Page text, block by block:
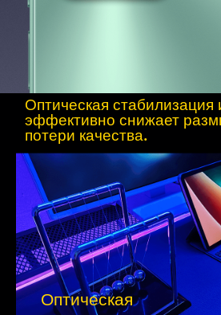
Оптическая
Оптическая стабилизация
эффективно снижает
потери качества.